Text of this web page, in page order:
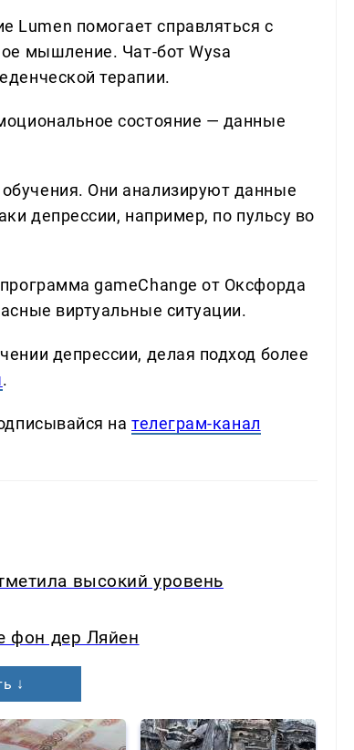
помогает справляться с
мышление. Чат-бот Wysa
терапии.
состояние — данные
Они анализируют данные
депрессии, например, по пульсу во
gameChange от Оксфорда
виртуальные ситуации.
депрессии, делая подход более
.
нателеграм-канал
высокий уровень
фон дер Ляйен
↓